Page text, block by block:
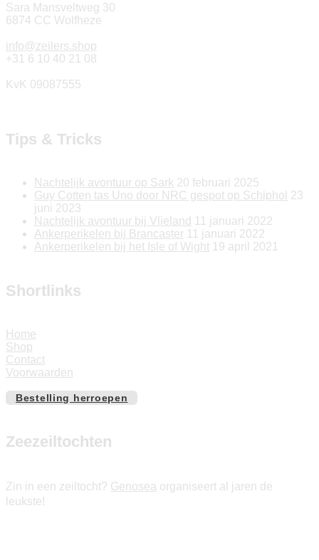
Sara Mansveltweg 30
6874 CC Wolfheze
info@zeilers.shop
+31 6 10 40 21 08
KvK 09087555
Tips & Tricks
Nachtelijk avontuur op Sark 20 februari 2025
Guy Cotten tas Uno door NRC gespot op Schiphol 23
juni 2023
Nachtelijk avontuur bij Vlieland 11 januari 2022
Ankerperikelen bij Brancaster 11 januari 2022
Ankerperikelen bij het Isle of Wight 19 april 2021
Shortlinks
Home
Shop
Contact
Voorwaarden
Bestelling herroepen
Zeezeiltochten
Zin in een zeiltocht? Genosea organiseert al jaren de
leukste!